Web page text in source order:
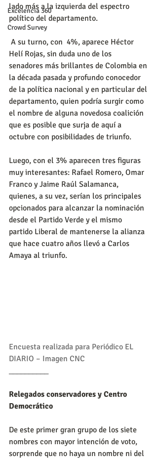
Excelencia 360
Crowd Survey
lado más a la izquierda del espectro
político del departamento.
Helí Rojas, sin duda uno de los
senadores más brillantes de Colombia en
la década pasada y profundo conocedor
de la política nacional y en particular del
departamento, quien podría surgir como
el nombre de alguna novedosa coalición
que es posible que surja de aquí a
octubre con posibilidades de triunfo.
Luego, con el 3% aparecen tres figuras
muy interesantes: Rafael Romero, Omar
Franco y Jaime Raúl Salamanca,
quienes, a su vez, serían los principales
opcionados para alcanzar la nominación
desde el Partido Verde y el mismo
partido Liberal de mantenerse la alianza
que hace cuatro años llevó a Carlos
Amaya al triunfo.
Encuesta realizada para Periódico EL
DIARIO – Imagen CNC
Relegados conservadores y Centro
Democrático
De este primer gran grupo de los siete
nombres con mayor intención de voto,
sorprende que no haya un nombre ni del